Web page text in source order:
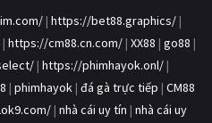
| https://bet88.graphics/ |
| https://cm88.cn.com/ | XX88 | go88 |
| https://phimhayok.onl/ |
| phimhayok | đá gà trực tiếp | CM88
| nhà cái uy tín | nhà cái uy